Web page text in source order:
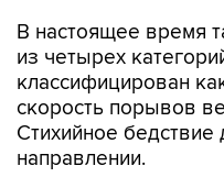
В настоящее время
из четырех
классифицирован
скорость порывов
Стихийное
направлении.